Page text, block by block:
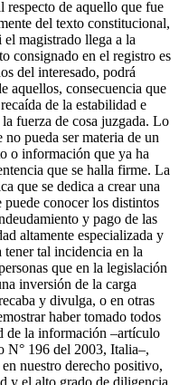
respecto de aquello que fue
del texto constitucional,
el magistrado llega a la
consignado en el registro es
del interesado, podrá
aquellos, consecuencia que
de la estabilidad e
fuerza de cosa juzgada. Lo
pueda ser materia de un
o información que ya ha
que se halla firme. La
que se dedica a crear una
puede conocer los distintos
y pago de las
altamente especializada y
tal incidencia en la
que en la legislación
inversión de la carga
y divulga, o en otras
haber tomado todos
de la información –artículo
N° 196 del 2003, Italia–,
nuestro derecho positivo,
y el alto grado de diligencia